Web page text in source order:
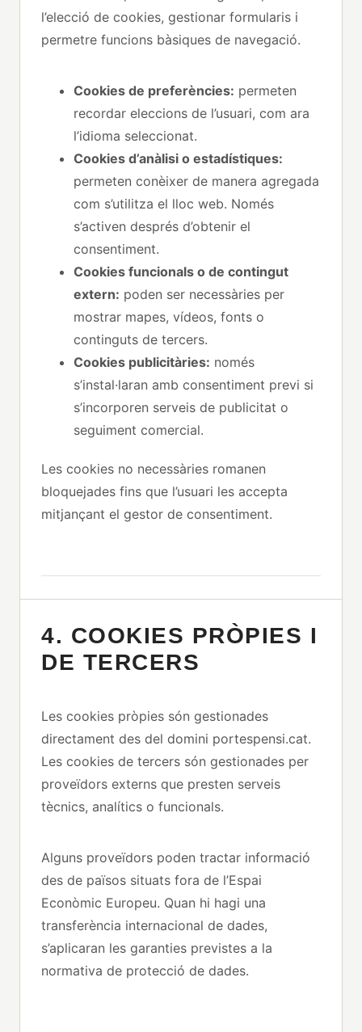
l’elecció de cookies, gestionar formularis i
permetre funcions bàsiques de navegació.
Cookies de preferències: permeten
recordar eleccions de l’usuari, com ara
l’idioma seleccionat.
Cookies d’anàlisi o estadístiques:
permeten conèixer de manera agregada
com s’utilitza el lloc web. Només
s’activen després d’obtenir el
consentiment.
Cookies funcionals o de contingut
extern: poden ser necessàries per
mostrar mapes, vídeos, fonts o
continguts de tercers.
Cookies publicitàries: només
s’instal·laran amb consentiment previ si
s’incorporen serveis de publicitat o
seguiment comercial.
Les cookies no necessàries romanen
bloquejades fins que l’usuari les accepta
mitjançant el gestor de consentiment.
4. COOKIES PRÒPIES I
DE TERCERS
Les cookies pròpies són gestionades
directament des del domini portespensi.cat.
Les cookies de tercers són gestionades per
proveïdors externs que presten serveis
tècnics, analítics o funcionals.
Alguns proveïdors poden tractar informació
des de països situats fora de l’Espai
Econòmic Europeu. Quan hi hagi una
transferència internacional de dades,
s’aplicaran les garanties previstes a la
normativa de protecció de dades.